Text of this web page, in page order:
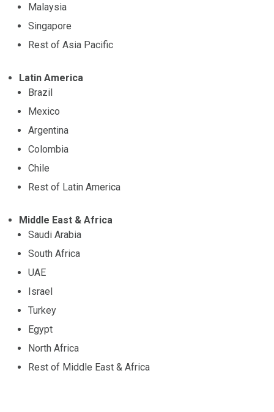
Malaysia
Singapore
Rest of Asia Pacific
Latin America
Brazil
Mexico
Argentina
Colombia
Chile
Rest of Latin America
Middle East & Africa
Saudi Arabia
South Africa
UAE
Israel
Turkey
Egypt
North Africa
Rest of Middle East & Africa